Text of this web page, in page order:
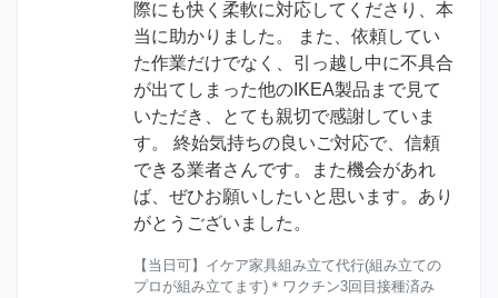
際にも快く柔軟に対応してくださり、本
当に助かりました。 また、依頼してい
た作業だけでなく、引っ越し中に不具合
が出てしまった他のIKEA製品まで見て
いただき、とても親切で感謝していま
す。 終始気持ちの良いご対応で、信頼
できる業者さんです。また機会があれ
ば、ぜひお願いしたいと思います。あり
がとうございました。
【当日可】イケア家具組み立て代行(組み立ての
プロが組み立てます)＊ワクチン3回目接種済み